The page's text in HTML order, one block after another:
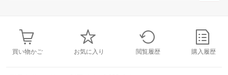
買い物かご お気に入り 閲覧履歴 購入履歴